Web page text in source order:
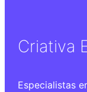
Criativa
Especialistas